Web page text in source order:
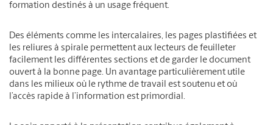
formation destinés à un usage fréquent.
Des éléments comme les intercalaires, les pages plastifiées et
les reliures à spirale permettent aux lecteurs de feuilleter
facilement les différentes sections et de garder le document
ouvert à la bonne page. Un avantage particulièrement utile
dans les milieux où le rythme de travail est soutenu et où
l’accès rapide à l’information est primordial.